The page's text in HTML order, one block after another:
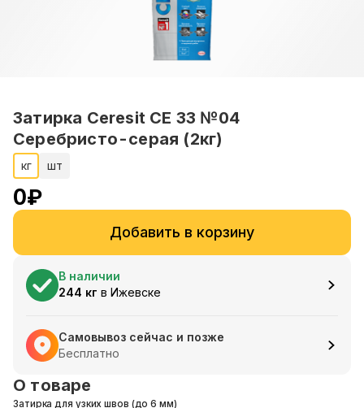
Затирка Ceresit СЕ 33 №04
Серебристо-серая (2кг)
кг шт
0₽
Добавить в корзину
В наличии
244 кг в Ижевске
Самовывоз сейчас и позже
Бесплатно
О товаре
Затирка для узких швов (до 6 мм)